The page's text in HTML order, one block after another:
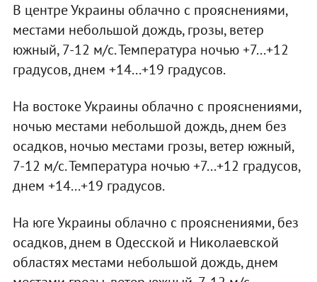
В центре Украины облачно с прояснениями,
местами небольшой дождь, грозы, ветер
южный, 7-12 м/с. Температура ночью +7...+12
градусов, днем +14...+19 градусов.
На востоке Украины облачно с прояснениями,
ночью местами небольшой дождь, днем без
осадков, ночью местами грозы, ветер южный,
7-12 м/с. Температура ночью +7...+12 градусов,
днем +14...+19 градусов.
На юге Украины облачно с прояснениями, без
осадков, днем в Одесской и Николаевской
областях местами небольшой дождь, днем